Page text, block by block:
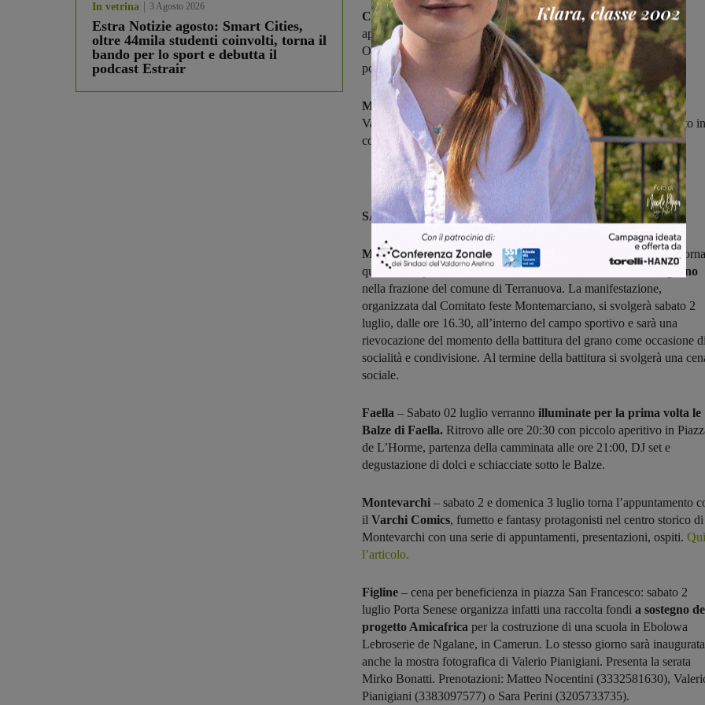
In vetrina 3 Agosto 2026
Estra Notizie agosto: Smart Cities,
oltre 44mila studenti coinvolti, torna il
bando per lo sport e debutta il
podcast Estrair
Castelfranco– alle ore 21:15 in Piazza V. Emanuele primo
appuntamento diLibrinborgo.
Ospite Pier Paolo Giusti che presenterà il suo libro “Una cosa per
pochi”. Modererà il dibattito Paolo Zanibelli.
Montevarchi– Apericena con delitto per aprire il programma del
Varchi Comics: alle ore 19:30 presso le Stanze Ulivieri organizzato in
collaborazione con From Beyond Larp.
SABATO 2 LUGLIO
Montemarciano– Dopo l’interruzione a causa della pandemia, torna
quest’anno, per l’ottava edizione, la
festa della battitura del grano
nella frazione del comune di Terranuova. La manifestazione,
organizzata dal Comitato feste Montemarciano, si svolgerà sabato 2
luglio, dalle ore 16.30, all’interno del campo sportivo e sarà una
rievocazione del momento della battitura del grano come occasione di
socialità e condivisione. Al termine della battitura si svolgerà una
sociale.
Faella – Sabato 02 luglio verranno illuminate per la prima volta le
Balze di Faella. Ritrovo alle ore 20:30 con piccolo aperitivo in
de L’Horme, partenza della camminata alle ore 21:00, DJ set e
degustazione di dolci e schiacciate sotto le Balze.
Montevarchi – sabato 2 e domenica 3 luglio torna l’appuntamento
il Varchi Comics, fumetto e fantasy protagonisti nel centro storico di
Montevarchi con una serie di appuntamenti, presentazioni, ospiti. Qui
l’articolo.
Figline – cena per beneficienza in piazza San Francesco: sabato 2
luglio Porta Senese organizza infatti una raccolta fondi a sostegno
progetto Amicafrica per la costruzione di una scuola in Ebolowa
Lebroserie de Ngalane, in Camerun. Lo stesso giorno sarà inaugurata
anche la mostra fotografica di Valerio Pianigiani. Presenta la serata
Mirko Bonatti. Prenotazioni: Matteo Nocentini (3332581630),
Pianigiani (3383097577) o Sara Perini (3205733735).